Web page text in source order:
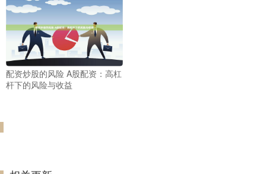
配资炒股的风险 A股配资：高杠
杆下的风险与收益